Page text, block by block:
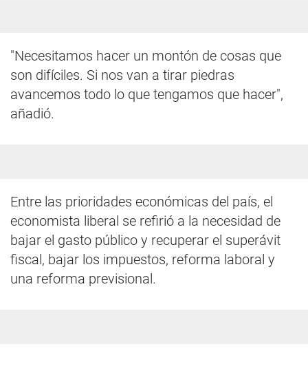
"Necesitamos hacer un montón de cosas que
son difíciles. Si nos van a tirar piedras
avancemos todo lo que tengamos que hacer",
añadió.
Entre las prioridades económicas del país, el
economista liberal se refirió a la necesidad de
bajar el gasto público y recuperar el superávit
fiscal, bajar los impuestos, reforma laboral y
una reforma previsional.